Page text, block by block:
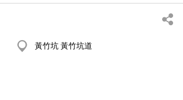
黃竹坑 黃竹坑道